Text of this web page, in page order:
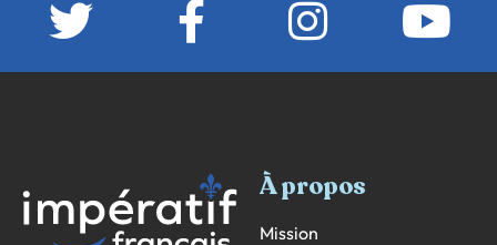
À propos
Mission